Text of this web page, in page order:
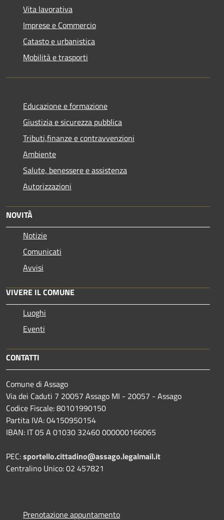
Vita lavorativa
Imprese e Commercio
Catasto e urbanistica
Mobilità e trasporti
Educazione e formazione
Giustizia e sicurezza pubblica
Tributi,finanze e contravvenzioni
Ambiente
Salute, benessere e assistenza
Autorizzazioni
NOVITÀ
Notizie
Comunicati
Avvisi
VIVERE IL COMUNE
Luoghi
Eventi
CONTATTI
Comune di Assago
Via dei Caduti 7 20057 Assago MI - 20057 - Assago
Codice Fiscale: 80101990150
Partita IVA: 04150950154
IBAN: IT 05 A 01030 32460 000000166065
PEC:sportello.cittadino@assago.legalmail.it
Centralino Unico: 02 457821
Prenotazione appuntamento